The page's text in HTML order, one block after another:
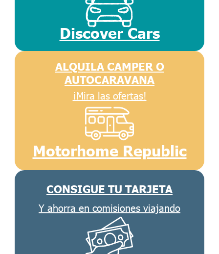
Discover Cars
ALQUILA CAMPER O
AUTOCARAVANA
¡Mira las ofertas!
Motorhome Republic
CONSIGUE TU TARJETA
Y ahorra en comisiones viajando